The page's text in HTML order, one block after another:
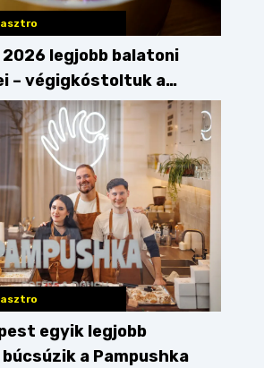
legjobb balatoni
– végigkóstoltuk a
egyik legjobb
a Pampushka